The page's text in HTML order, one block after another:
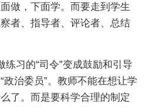
做，下面学。而要走到学生
者、指导者、评论者、总结
练习的“司令”变成鼓励和引导
治委员”。教师不能在想让学
了。而是要科学合理的制定